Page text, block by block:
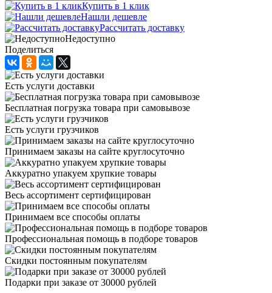
Купить в 1 клик
Нашли дешевле
Рассчитать доставку
Недоступно
Поделиться
Есть услуги доставки
Бесплатная погрузка товара при самовывозе
Есть услуги грузчиков
Принимаем заказы на сайте круглосуточно
Аккуратно упакуем хрупкие товары
Весь ассортимент сертифицирован
Принимаем все способы оплаты
Профессиональная помощь в подборе товаров
Скидки постоянным покупателям
Подарки при заказе от 30000 рублей